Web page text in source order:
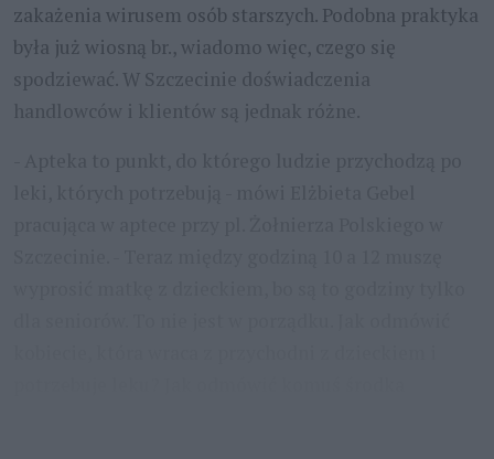
zakażenia wirusem osób starszych. Podobna praktyka
była już wiosną br., wiadomo więc, czego się
spodziewać. W Szczecinie doświadczenia
handlowców i klientów są jednak różne.